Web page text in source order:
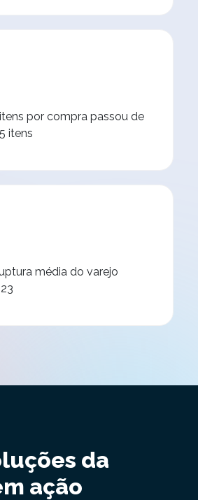
por compra passou de
itens
média do varejo
da
ação